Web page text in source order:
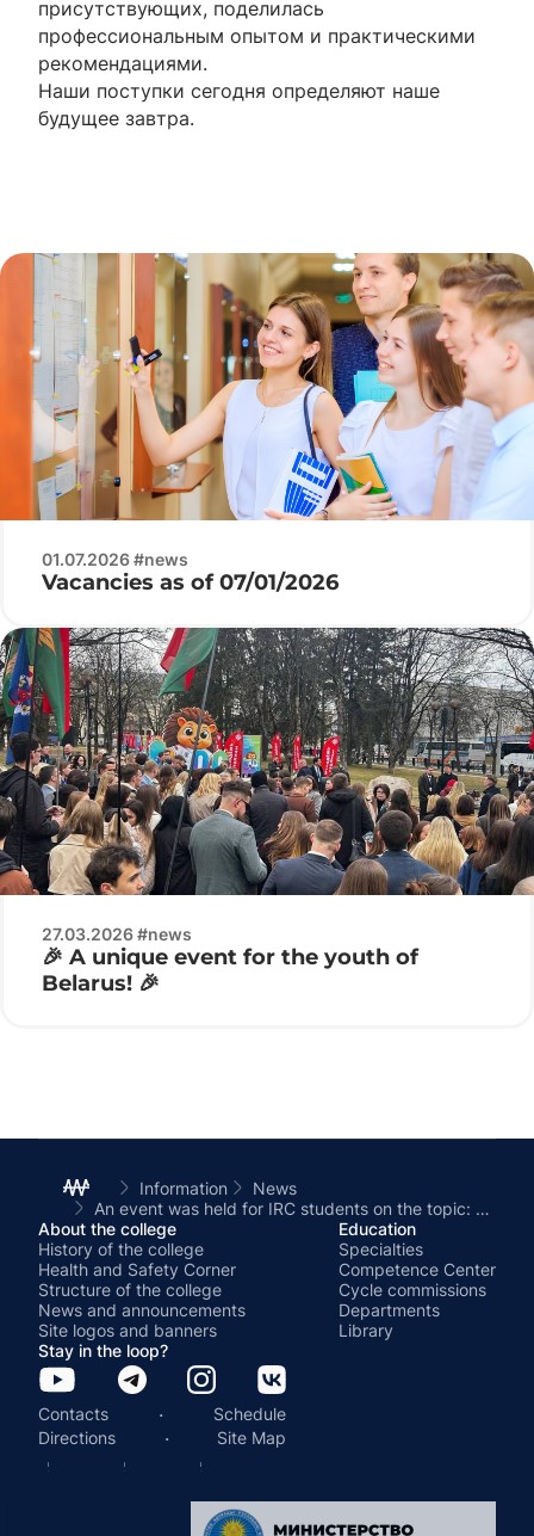
присутствующих, поделилась
профессиональным опытом и практическими
рекомендациями.
Наши поступки сегодня определяют наше
будущее завтра.
01.07.2026 #news
Vacancies as of 07/01/2026
27.03.2026 #news
🎉 A unique event for the youth of
Belarus! 🎉
Information
News
An event was held for IRC students on the topic: “Prevention of illegal behavior among youth”
About the college
History of the college
Health and Safety Corner
Structure of the college
News and announcements
Site logos and banners
Education
Specialties
Competence Center
Cycle commissions
Departments
Library
Stay in the loop?
Contacts ·
Schedule
Directions
· Site Map